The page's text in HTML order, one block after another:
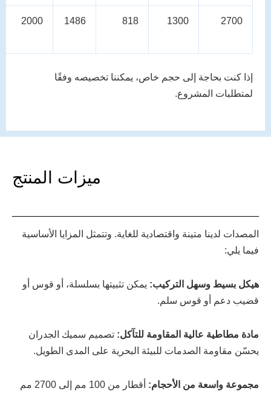
2700
1300
818
1486
2000
إذا كنت بحاجة إلى حجم خاص، يمكننا تخصيصه وفقًا
لمتطلبات المشروع.
ميزات المنتج
المصدات لدينا متينة واقتصادية للغاية. وتتمثل المزايا الأساسية
فيما يلي:
هيكل بسيط وسهل التركيب: يمكن تثبيتها بسلسلة، أو قوس أو
قضيب دعم أو قوس سلم.
مادة مطاطية عالية المقاومة للتآكل: تصميم سميك الجدران
يحسّن مقاومة الصدمات للبيئة البحرية على المدى الطويل.
مجموعة واسعة من الأحجام:
أقطار من 100 مم إلى 2700 مم